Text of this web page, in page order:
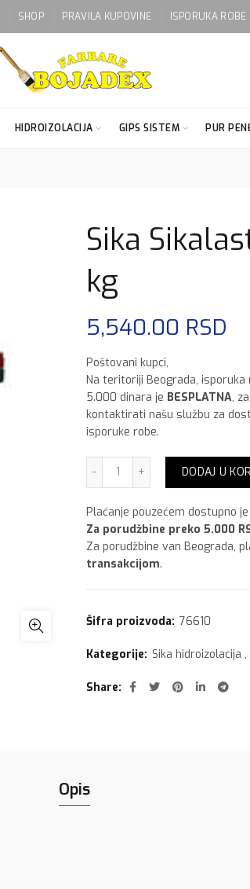
SHOP PRAVILA KUPOVINE ISPORUKA ROBE
HIDROIZOLACIJA GIPS SISTEM PUR
Sika
kg
5,540.00 RSD
Poštovani kupci,
Na teritoriji Beograda,
5.000 dinara je BESPLATNA,
kontaktirati našu službu za
isporuke robe.
Sika Sikalastic 260 Stop
DODAJ U
Plaćanje pouzećem dostupno
Za porudžbine preko 5.000
Za porudžbine van Beograda,
transakcijom.
Šifra proizvoda: 76610
Kategorije: Sika hidroizolacija ,
Share
Opis